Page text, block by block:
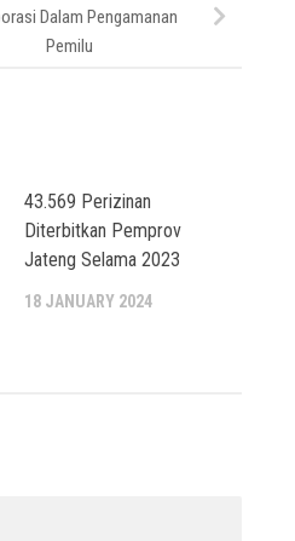
Dalam Pengamanan
Pemilu
43.569 Perizinan
Diterbitkan Pemprov
Jateng Selama 2023
18 JANUARY 2024